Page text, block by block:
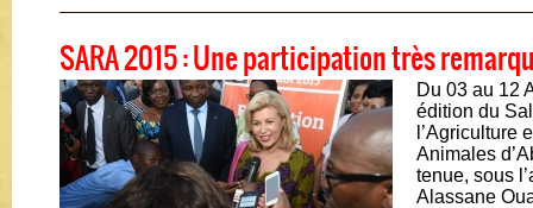
SARA 2015 : Une participation très
Du 03 au 12
édition du
l’Agriculture
Animales
tenue, sous
Alassane